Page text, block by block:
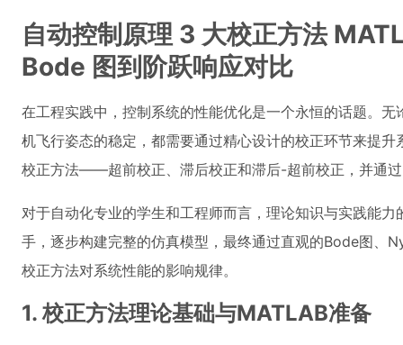
自动控制原理 3 大校正方法
Bode 图到阶跃响应对比
在工程实践中，控制系统的性能优化是一个永恒的话题。
机飞行姿态的稳定，都需要通过精心设计的校正环节来提
校正方法——超前校正、滞后校正和滞后-超前校正，并通
对于自动化专业的学生和工程师而言，理论知识与实践能
手，逐步构建完整的仿真模型，最终通过直观的Bode图、
校正方法对系统性能的影响规律。
1. 校正方法理论基础与MATLAB准备